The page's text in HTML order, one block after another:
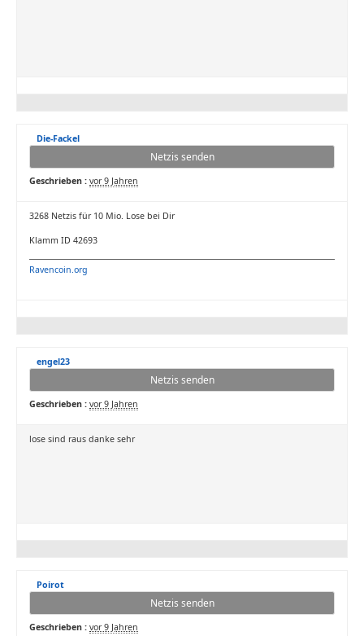
Die-Fackel
Netzis senden
Geschrieben : vor 9 Jahren
3268 Netzis für 10 Mio. Lose bei Dir
Klamm ID 42693
Ravencoin.org
engel23
Netzis senden
Geschrieben : vor 9 Jahren
lose sind raus danke sehr
Poirot
Netzis senden
Geschrieben : vor 9 Jahren